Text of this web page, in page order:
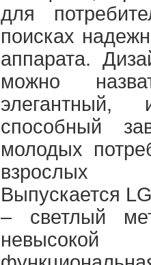
для
поисках
аппарата.
можно
элегантный,
способный
молодых
взрослых
Выпускается
– светлый